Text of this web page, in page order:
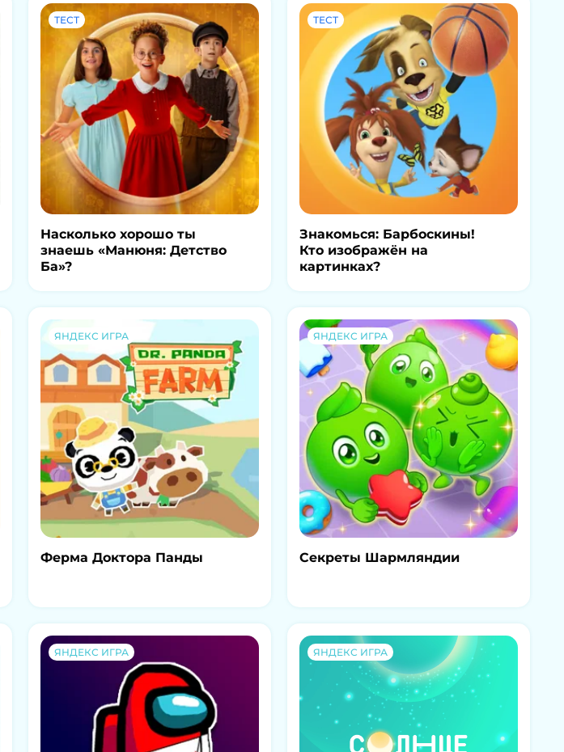
ТЕСТ
Насколько хорошо ты
знаешь «Манюня: Детство
Ба»?
ТЕСТ
Знакомься: Барбоскины!
Кто изображён на
картинках?
ЯНДЕКС ИГРА
Ферма Доктора Панды
ЯНДЕКС ИГРА
Секреты Шармляндии
ЯНДЕКС ИГРА ЯНДЕКС ИГРА